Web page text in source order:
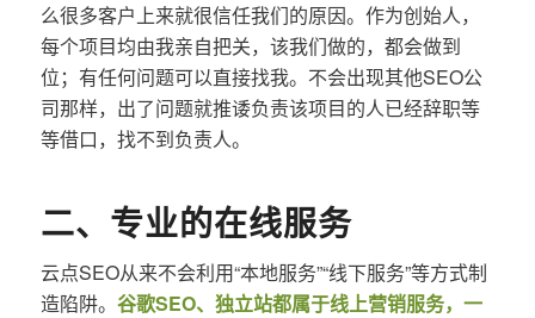
么很多客户上来就很信任我们的原因。作为创始人，
每个项目均由我亲自把关，该我们做的，都会做到
位；有任何问题可以直接找我。不会出现其他SEO公
司那样，出了问题就推诿负责该项目的人已经辞职等
等借口，找不到负责人。
二、专业的在线服务
云点SEO从来不会利用“本地服务”“线下服务”等方式制
造陷阱。 谷歌SEO、独立站都属于线上营销服务，一